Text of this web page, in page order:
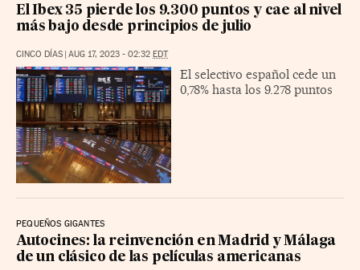
El Ibex 35 pierde los 9.300 puntos y cae al nivel
más bajo desde principios de julio
CINCO DÍAS AUG 17, 2023 - 02:32 EDT
El selectivo español cede un
0,78% hasta los 9.278 puntos
PEQUEÑOS GIGANTES
Autocines: la reinvención en Madrid y Málaga
de un clásico de las películas americanas